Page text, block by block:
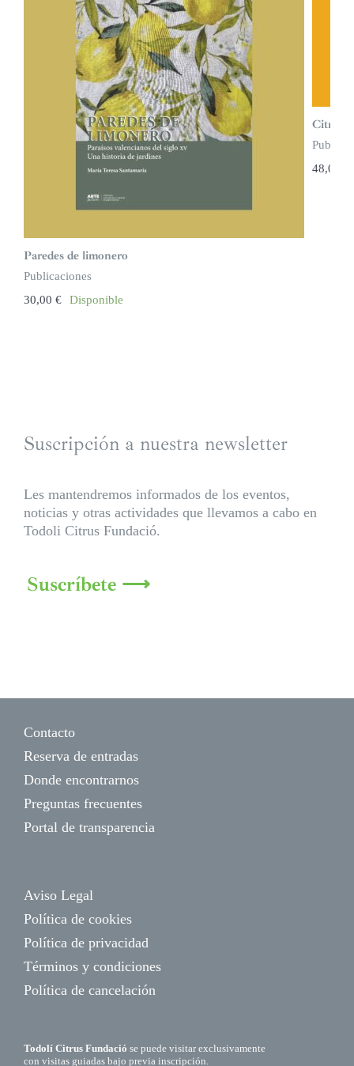
Paredes de limonero
Publicaciones
30,00 € Disponible
Citrus.
48,00
Suscripción a nuestra newsletter
Les mantendremos informados de los eventos,
noticias y otras actividades que llevamos a cabo en
Todoli Citrus Fundació.
Suscríbete ⟶
Contacto
Reserva de entradas
Donde encontrarnos
Preguntas frecuentes
Portal de transparencia
Aviso Legal
Política de cookies
Política de privacidad
Términos y condiciones
Política de cancelación
Todolí Citrus Fundació se puede visitar exclusivamente
con visitas guiadas bajo previa inscripción.